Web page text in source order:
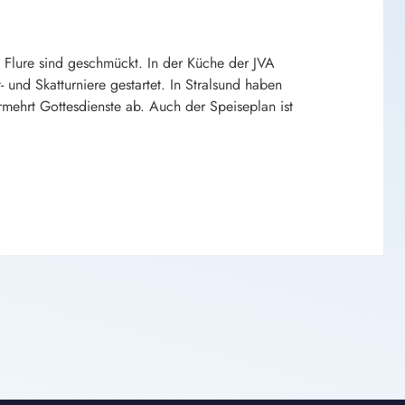
Flure sind geschmückt. In der Küche der JVA
Skatturniere gestartet. In Stralsund haben
Gottesdienste ab. Auch der Speiseplan ist